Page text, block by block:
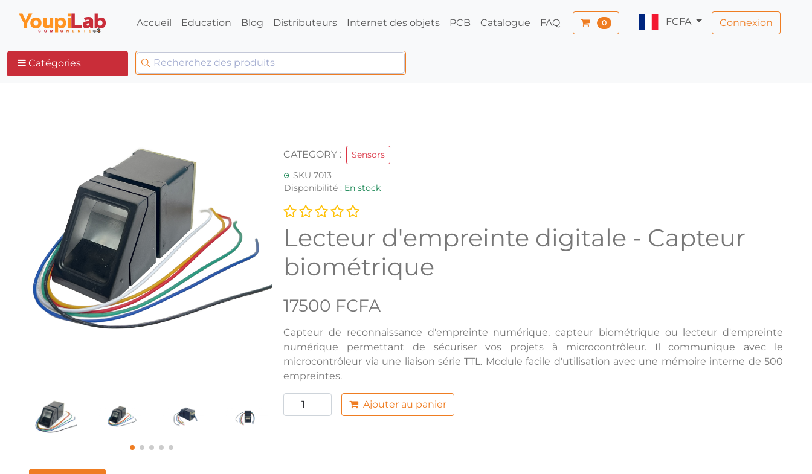
Accueil Education Blog Distributeurs Internet des objets PCB Catalogue FAQ 0 FCFA Connexion
Catégories
CATEGORY :
Sensors
SKU 7013
Disponibilité : En stock
Lecteur d'empreinte digitale - Capteur
biométrique
17500 FCFA
Capteur de reconnaissance d'empreinte numérique, capteur biométrique ou lecteur d'empreinte
numérique permettant de sécuriser vos projets à microcontrôleur. Il communique avec le
microcontrôleur via une liaison série TTL. Module facile d'utilisation avec une mémoire interne de 500
empreintes.
Ajouter au panier